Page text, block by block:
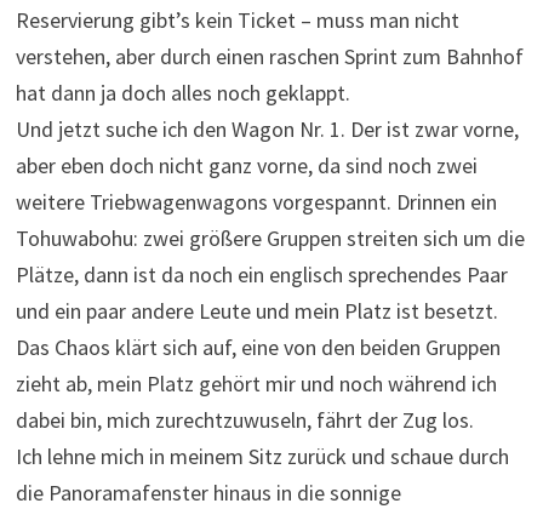
Reservierung gibt’s kein Ticket – muss man nicht
verstehen, aber durch einen raschen Sprint zum Bahnhof
hat dann ja doch alles noch geklappt.
Und jetzt suche ich den Wagon Nr. 1. Der ist zwar vorne,
aber eben doch nicht ganz vorne, da sind noch zwei
weitere Triebwagenwagons vorgespannt. Drinnen ein
Tohuwabohu: zwei größere Gruppen streiten sich um die
Plätze, dann ist da noch ein englisch sprechendes Paar
und ein paar andere Leute und mein Platz ist besetzt.
Das Chaos klärt sich auf, eine von den beiden Gruppen
zieht ab, mein Platz gehört mir und noch während ich
dabei bin, mich zurechtzuwuseln, fährt der Zug los.
Ich lehne mich in meinem Sitz zurück und schaue durch
die Panoramafenster hinaus in die sonnige